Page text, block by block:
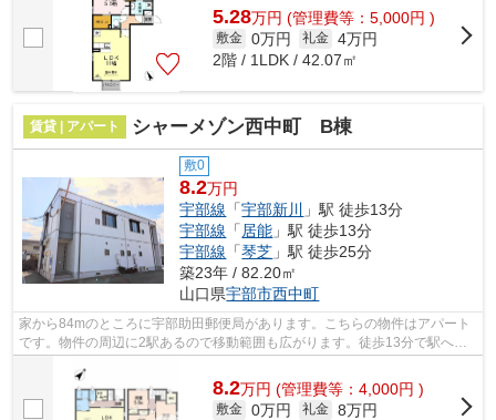
5.28万円 (管理費等：5,000円 )
敷金 0万円 礼金 4万円
2階 / 1LDK / 42.07㎡
賃貸 | アパート シャーメゾン西中町 B棟
敷0
8.2万円
宇部線 「宇部新川
」駅 徒歩13分
宇部線 「 居能 」駅 徒歩13分
宇部線 「琴芝 」駅 徒歩25分
築23年 / 82.20㎡
山口県宇部市西中町
家から84mのところに宇部助田郵便局があります。こちらの物件はアパート
です。物件の周辺に2駅あるので移動範囲も広がります。徒歩13分で駅への
8.2万円 (管理費等：4,000円 )
敷金 0万円 礼金 8万円